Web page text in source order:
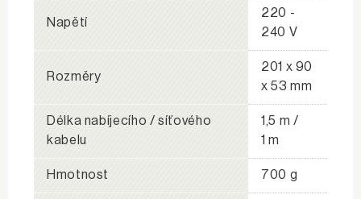
Napětí
220 -
240 V
Rozměry
201 x 90
x 53 mm
Délka nabíjecího / síťového
kabelu
1,5 m /
1 m
Hmotnost 700 g